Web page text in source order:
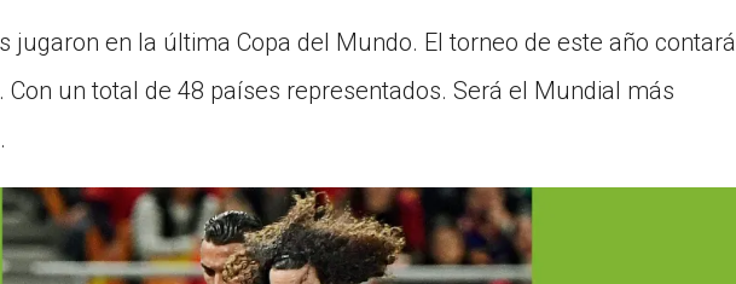
jugaron en la última Copa del Mundo. El torneo de este año contará
Con un total de 48 países representados. Será el Mundial más